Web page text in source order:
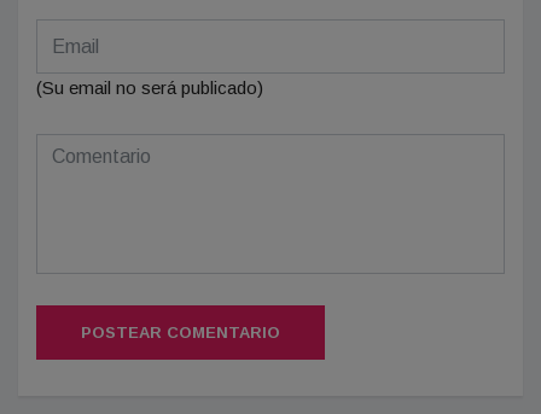
(Su email no será publicado)
POSTEAR COMENTARIO